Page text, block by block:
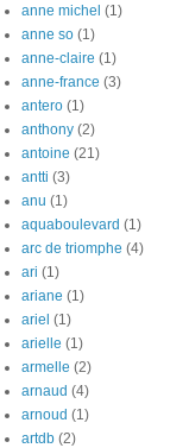
anne michel (1)
anne so (1)
anne-claire (1)
anne-france (3)
antero (1)
anthony (2)
antoine (21)
antti (3)
anu (1)
aquaboulevard (1)
arc de triomphe (4)
ari (1)
ariane (1)
ariel (1)
arielle (1)
armelle (2)
arnaud (4)
arnoud (1)
artdb (2)